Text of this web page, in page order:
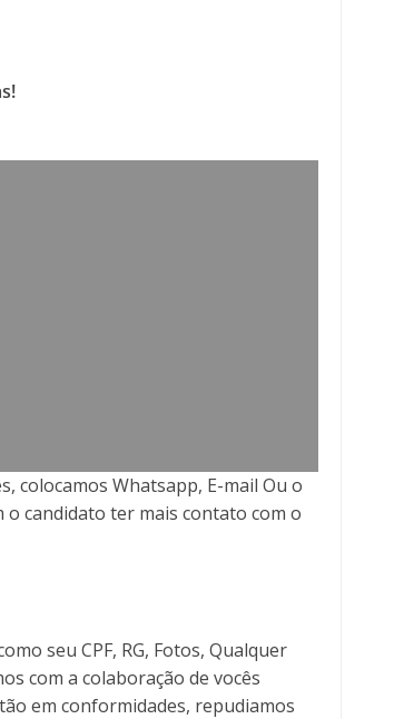
colocamos Whatsapp, E-mail Ou o
o candidato ter mais contato com o
seu CPF, RG, Fotos, Qualquer
com a colaboração de vocês
em conformidades, repudiamos